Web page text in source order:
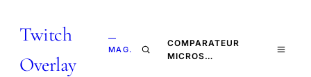
Twitch
Overlay
—
MAG.
COMPARATEUR
MICROS…